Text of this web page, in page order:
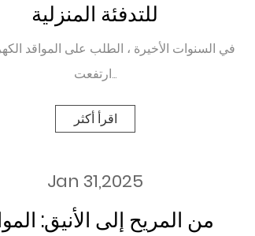
للتدفئة المنزلية
في السنوات الأخيرة ، الطلب على المواقد
ارتفعت...
اقرأ أكثر
Jan 31,2025
من المريح إلى الأنيق: